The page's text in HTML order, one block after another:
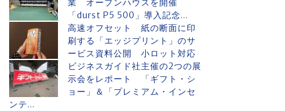
業 オープンハウスを開催
「durst P5 500」導入記念...
高速オフセット 紙の断面に印
刷する「エッジプリント」のサ
ービス資料公開 小ロット対応
ビジネスガイド社主催の2つの展
示会をレポート 「ギフト・シ
ョー」＆「プレミアム・インセ
ンテ...